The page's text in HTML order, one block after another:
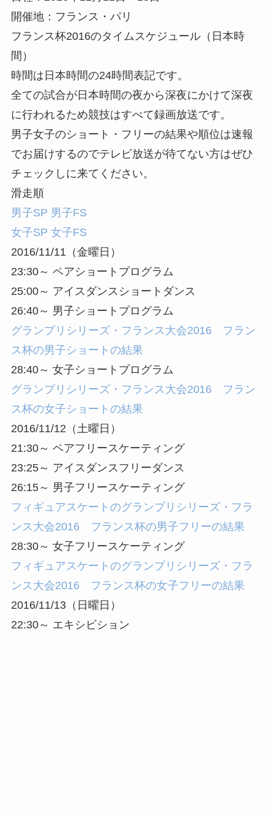
開催地：フランス・パリ
フランス杯2016のタイムスケジュール（日本時
間）
時間は日本時間の24時間表記です。
全ての試合が日本時間の夜から深夜にかけて深夜
に行われるため競技はすべて録画放送です。
男子女子のショート・フリーの結果や順位は速報
でお届けするのでテレビ放送が待てない方はぜひ
チェックしに来てください。
滑走順
男子SP 男子FS
女子SP 女子FS
2016/11/11（金曜日）
23:30～ ペアショートプログラム
25:00～ アイスダンスショートダンス
26:40～ 男子ショートプログラム
グランプリシリーズ・フランス大会2016 フラン
ス杯の男子ショートの結果
28:40～ 女子ショートプログラム
グランプリシリーズ・フランス大会2016 フラン
ス杯の女子ショートの結果
2016/11/12（土曜日）
21:30～ ペアフリースケーティング
23:25～ アイスダンスフリーダンス
26:15～ 男子フリースケーティング
フィギュアスケートのグランプリシリーズ・フラ
ンス大会2016 フランス杯の男子フリーの結果
28:30～ 女子フリースケーティング
フィギュアスケートのグランプリシリーズ・フラ
ンス大会2016 フランス杯の女子フリーの結果
2016/11/13（日曜日）
22:30～ エキシビション